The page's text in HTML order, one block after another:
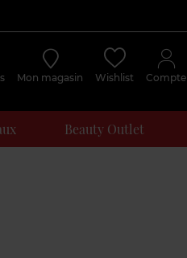
Mon magasin Wishlist Compte
Beauty Outlet